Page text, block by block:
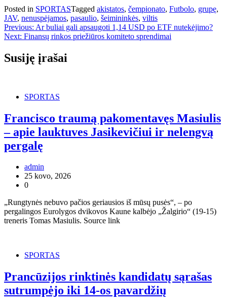
Posted in SPORTASTagged akistatos, čempionato, Futbolo, grupę,
JAV, nenuspėjamos, pasaulio, šeimininkės, viltis
Navigacija
tarp
įrašų
Previous: Ar buliai gali apsaugoti 1,14 USD po ETF nutekėjimo?
Next: Finansų rinkos priežiūros komiteto sprendimai
Susiję įrašai
SPORTAS
Francisco traumą pakomentavęs Masiulis
– apie lauktuves Jasikevičiui ir nelengvą
pergalę
admin
25 kovo, 2026
0
„Rungtynės nebuvo pačios geriausios iš mūsų pusės“, – po
pergalingos Eurolygos dvikovos Kaune kalbėjo „Žalgirio“ (19-15)
treneris Tomas Masiulis. Source link
SPORTAS
Prancūzijos rinktinės kandidatų sąrašas
sutrumpėjo iki 14-os pavardžių